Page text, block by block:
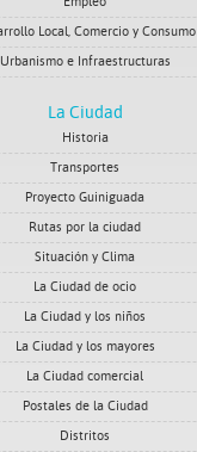
Local, Comercio y Consumo
Urbanismo e Infraestructuras
La Ciudad
Historia
Transportes
Proyecto Guiniguada
Rutas por la ciudad
Situación y Clima
La Ciudad de ocio
La Ciudad y los niños
La Ciudad y los mayores
La Ciudad comercial
Postales de la Ciudad
Distritos